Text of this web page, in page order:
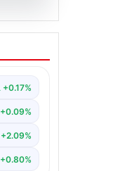
ilgili